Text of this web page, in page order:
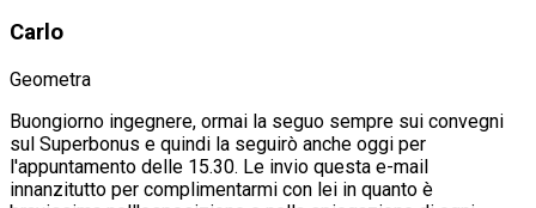
Carlo
Geometra
Buongiorno ingegnere, ormai la seguo sempre sui convegni
sul Superbonus e quindi la seguirò anche oggi per
l'appuntamento delle 15.30. Le invio questa e-mail
innanzitutto per complimentarmi con lei in quanto è